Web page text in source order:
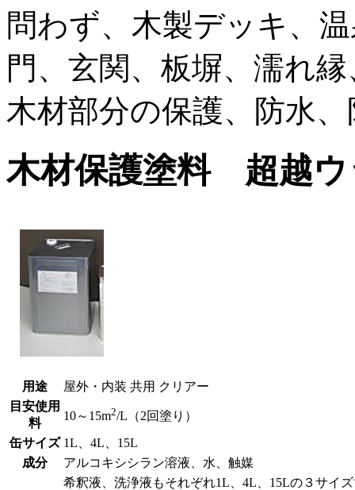
問わず、木製デッキ、
門、玄関、板塀、濡れ
木材部分の保護、防水
木材保護塗料 超越ウ
用途
屋外・内装 共用 クリアー
目安使用
料
10～15m2/L（2回塗り）
缶サイズ 1L、4L、15L
成分
アルコキシシラン溶液、水、触媒
希釈液、洗浄液もそれぞれ1L、4L、15Lの３サイ